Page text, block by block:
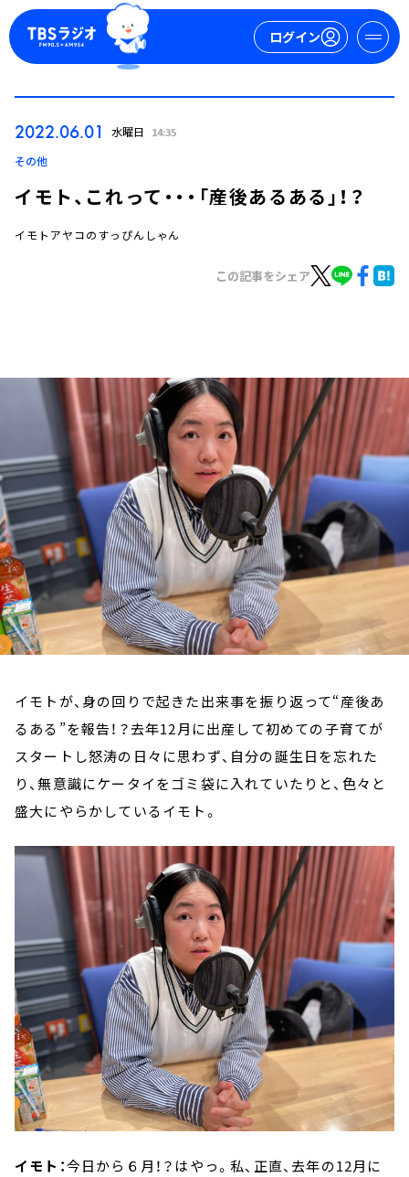
ログイン
トピックス
TBS Podcast
お知らせ
イベント・グッズ
YouTube
会社情報
2022.06.01 水曜日 14:35
その他
イモト、これって・・・「産後あるある」！？
イモトアヤコのすっぴんしゃん
この記事をシェア
イモトが、身の回りで起きた出来事を振り返って“産後あ
るある”を報告！？去年12月に出産して初めての子育てが
スタートし怒涛の日々に思わず、自分の誕生日を忘れた
り、無意識にケータイをゴミ袋に入れていたりと、色々と
盛大にやらかしているイモト。
イモト：今日から６月！？はやっ。私、正直、去年の12月に